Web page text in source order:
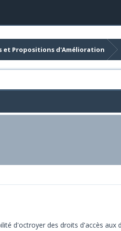
et Propositions d'Amélioration
d'octroyer des droits d'accès aux